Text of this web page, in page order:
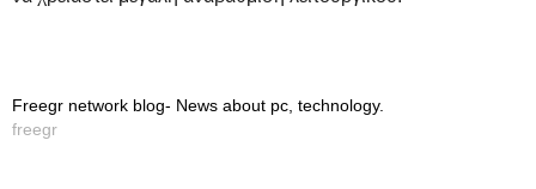
Freegr network blog- News about pc, technology.
freegr